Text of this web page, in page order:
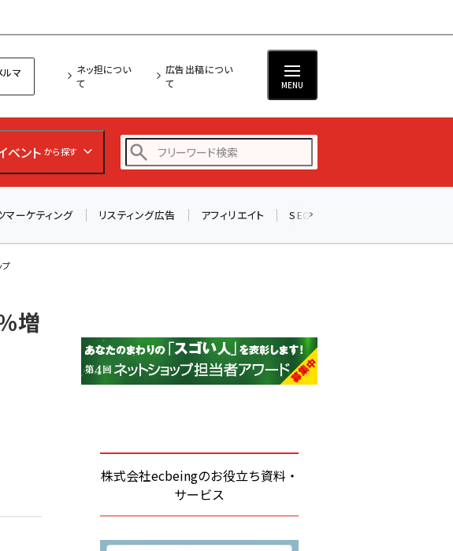
ルマ
ネッ担につい
て
広告出稿につい
て
MENU
ベント から探す
アスクル (1122)
base (1081)
マーケティング リスティング広告 アフィリエイト SEO
増